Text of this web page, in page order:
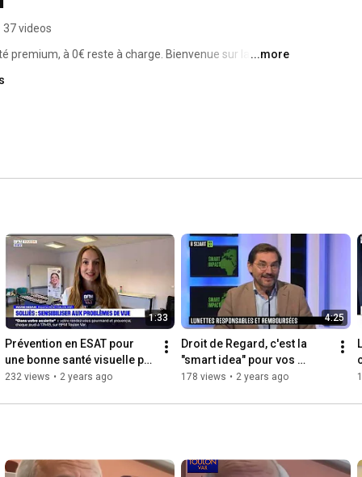
37 videos
premium, à 0€ reste à charge. Bienvenue sur la chaîne
...more
1:33
Prévention en ESAT pour
une bonne santé visuelle par
Droit de Regard : le
232 views • 2 years ago
4:25
Droit de Regard, c'est la
"smart idea" pour vos
nouvelles lunettes !
178 views • 2 years ago